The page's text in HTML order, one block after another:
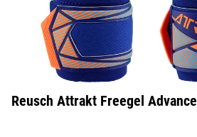
Reusch Attrakt Freegel Advance